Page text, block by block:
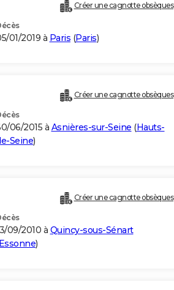
Créer une cagnotte obsèques
01/2019 à Paris (Paris)
Créer une cagnotte obsèques
06/2015 à Asnières-sur-Seine (Hauts-
Seine)
Créer une cagnotte obsèques
09/2010 à Quincy-sous-Sénart
)